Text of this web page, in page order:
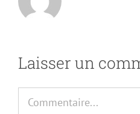
Laisser un